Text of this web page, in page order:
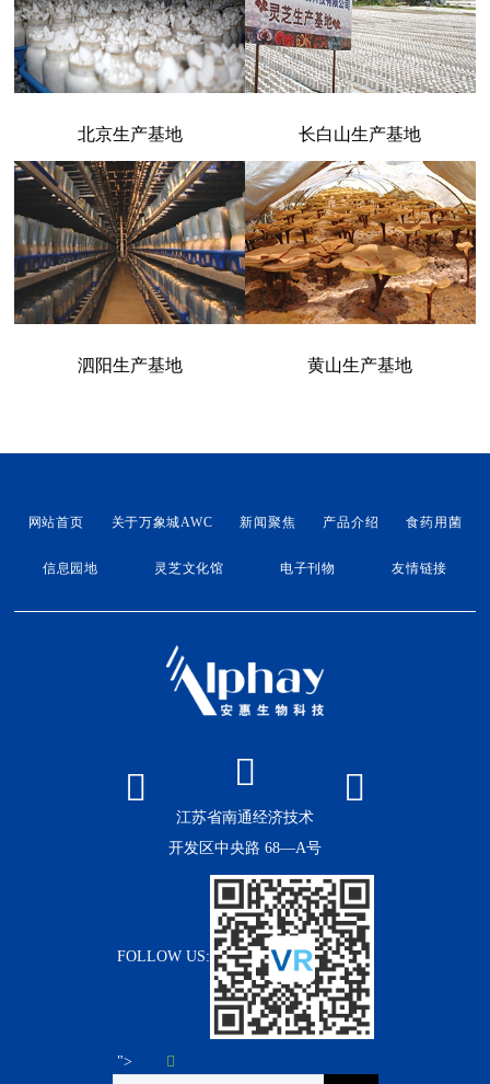
北京生产基地 长白山生产基地
泗阳生产基地 黄山生产基地
网站首页 关于万象城AWC 新闻聚焦 产品介绍 食药用菌
信息园地 灵芝文化馆 电子刊物 友情链接
江苏省南通经济技术
开发区中央路 68—A号
FOLLOW US:
">